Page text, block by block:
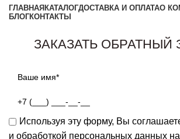
ГЛАВНАЯ КАТАЛОГДОСТАВКА И ОПЛАТАО
БЛОГКОНТАКТЫ
ЗАКАЗАТЬ ОБРАТНЫЙ
Используя эту форму, Вы
и обработкой персональных данных